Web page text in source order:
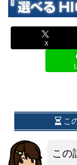
X
こ
この